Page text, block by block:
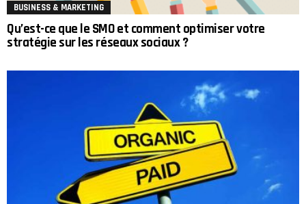
BUSINESS & MARKETING
Qu’est-ce que le SMO et comment optimiser votre
stratégie sur les réseaux sociaux ?